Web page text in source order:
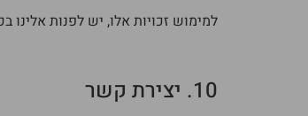
למימוש זכויות אלו, יש לפנות
10. יצירת קשר